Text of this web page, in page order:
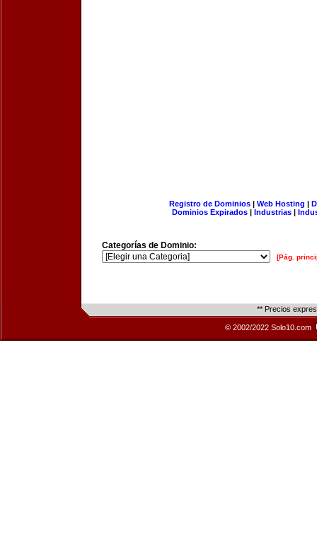
Registro de Dominios| Web Hosting |
Dominios Expirados | Industrias |
Categorías de Dominio:
[Pág.
** Precios
© 2002/2022 Solo10.com